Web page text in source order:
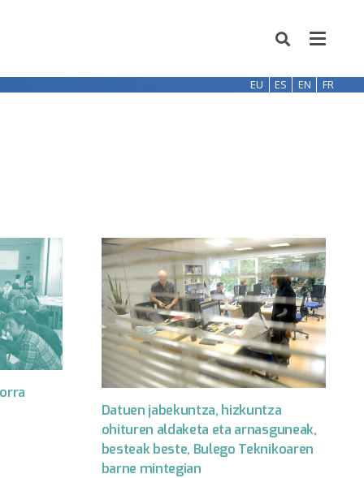
EU ES EN FR
Datuen jabekuntza, hizkuntza
ohituren aldaketa eta arnasguneak,
besteak beste, Bulego Teknikoaren
barne mintegian